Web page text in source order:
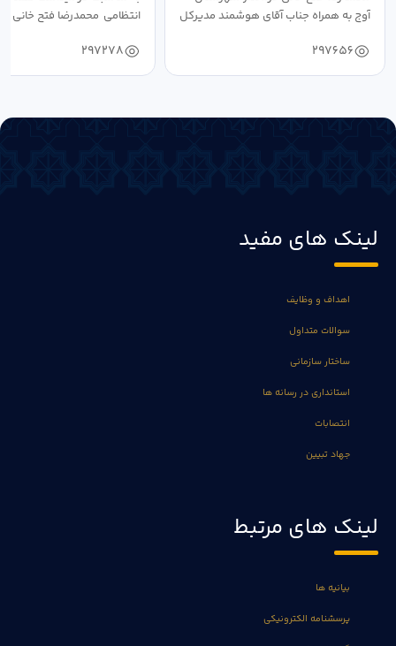
آوج به همراه جناب آقای هوشمند مدیرکل
297656
انتظامی محمدرضا فتح خانی
297278
لینک های مفید
اهداف و وظایف
سوالات متداول
ساختار سازمانی
استانداری در رسانه ها
انتصابات
جهاد تبیین
لینک های مرتبط
بیانیه ها
پرسشنامه الکترونیکی